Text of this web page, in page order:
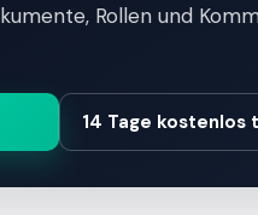
Rollen und
14 Tage kostenlos